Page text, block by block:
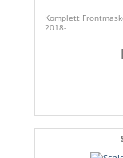
Komplett
2018-